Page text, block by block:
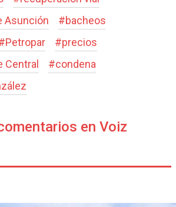
Asunción #bacheos
Petropar #precios
Central #condena
en Voiz